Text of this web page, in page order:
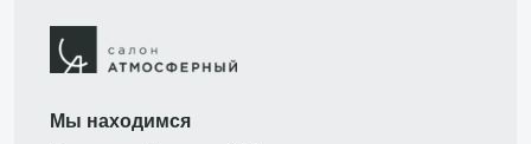
Мы находимся